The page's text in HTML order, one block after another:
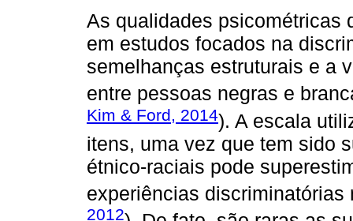
As qualidades psicométricas
em estudos focados na
semelhanças estruturais e a
entre pessoas negras e
Kim & Ford, 2014). A escala
itens, uma vez que tem sido
étnico-raciais pode
experiências discriminatórias
2012